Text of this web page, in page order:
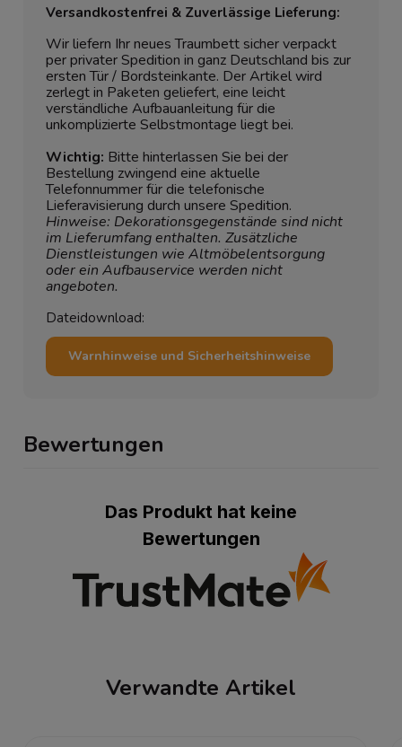
Versandkostenfrei & Zuverlässige Lieferung:
Wir liefern Ihr neues Traumbett sicher verpackt
per privater Spedition in ganz Deutschland bis zur
ersten Tür / Bordsteinkante. Der Artikel wird
zerlegt in Paketen geliefert, eine leicht
verständliche Aufbauanleitung für die
unkomplizierte Selbstmontage liegt bei.
Wichtig: Bitte hinterlassen Sie bei der
Bestellung zwingend eine aktuelle
Telefonnummer für die telefonische
Lieferavisierung durch unsere Spedition.
Hinweise: Dekorationsgegenstände sind nicht
im Lieferumfang enthalten. Zusätzliche
Dienstleistungen wie Altmöbelentsorgung
oder ein Aufbauservice werden nicht
angeboten.
Dateidownload:
Warnhinweise und Sicherheitshinweise
Bewertungen
Das Produkt hat keine
Bewertungen
Verwandte Artikel